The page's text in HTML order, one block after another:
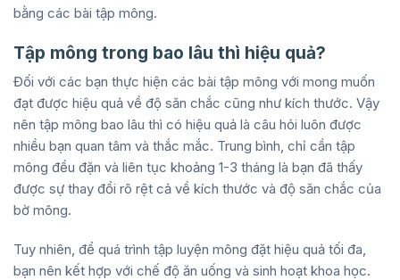
bằng các bài tập mông.
Tập mông trong bao lâu thì hiệu quả?
Đối với các bạn thực hiện các bài tập mông với mong muốn
đạt được hiệu quả về độ săn chắc cũng như kích thước. Vậy
nên tập mông bao lâu thì có hiệu quả là câu hỏi luôn được
nhiều bạn quan tâm và thắc mắc. Trung bình, chỉ cần tập
mông đều đặn và liên tục khoảng 1-3 tháng là bạn đã thấy
được sự thay đổi rõ rệt cả về kích thước và độ săn chắc của
bờ mông.
Tuy nhiên, để quá trình tập luyện mông đặt hiệu quả tối đa,
bạn nên kết hợp với chế độ ăn uống và sinh hoạt khoa học.